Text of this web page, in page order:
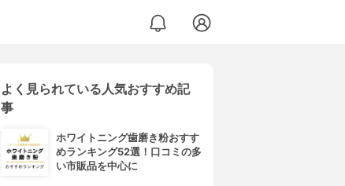
よく見られている人気おすすめ記
事
ホワイトニング歯磨き粉おすす
めランキング52選！口コミの多
い市販品を中心に